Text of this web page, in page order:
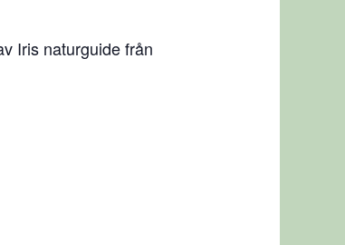
Iris naturguide från